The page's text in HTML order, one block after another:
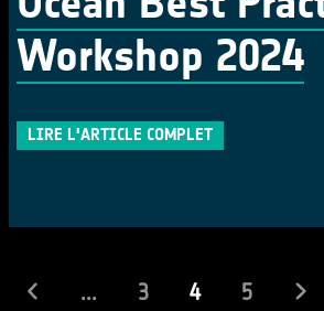
Workshop 2024
LIRE L'ARTICLE COMPLET
... 3 4(actuel)
5